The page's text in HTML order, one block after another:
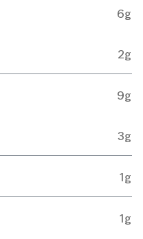
6g
2g
9g
3g
1g
1g